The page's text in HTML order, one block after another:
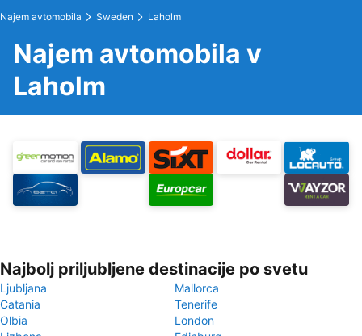
Najem avtomobila Sweden Laholm
Najem avtomobila v
Laholm
Najbolj priljubljene destinacije po svetu
Ljubljana
Mallorca
Catania
Tenerife
Olbia
London